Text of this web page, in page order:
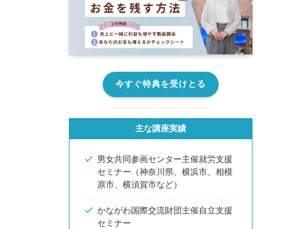
今すぐ特典を受けとる
主な講座実績
男女共同参画センター主催就労支援
セミナー（神奈川県、横浜市、相模
原市、横須賀市など）
かながわ国際交流財団主催自立支援
セミナー